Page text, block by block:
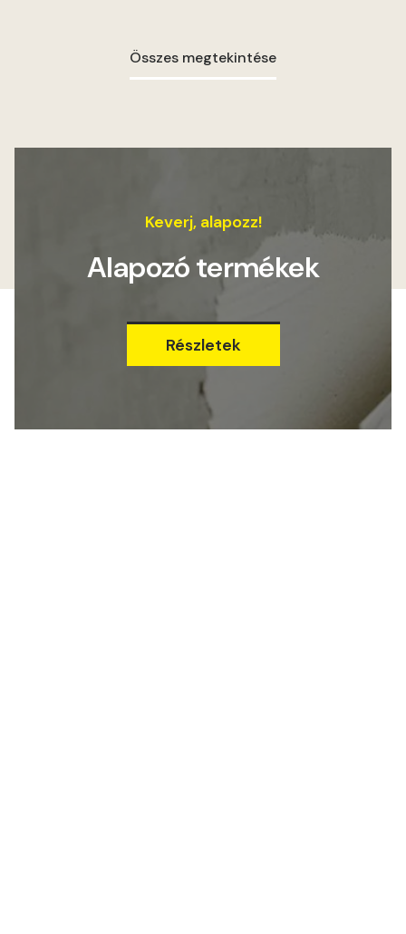
Összes megtekintése
Keverj, alapozz!
Alapozó termékek
Részletek